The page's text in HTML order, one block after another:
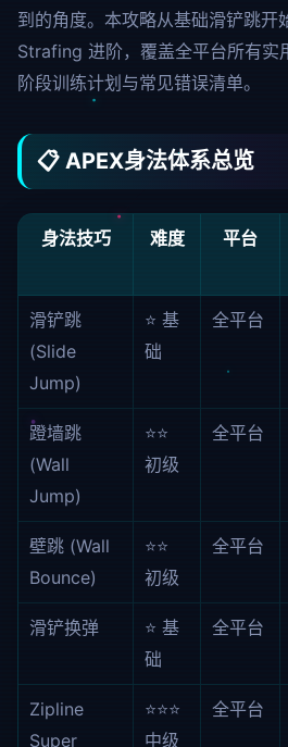
到的角度。本攻略从基础滑铲跳开
Strafing 进阶，覆盖全平台所有实
阶段训练计划与常见错误清单。
📋 APEX身法体系总览
身法技巧 难度 平台
滑铲跳
(Slide
Jump)
⭐ 基
础
全平台
蹬墙跳
(Wall
Jump)
⭐⭐
初级
全平台
壁跳 (Wall
Bounce)
⭐⭐
初级
全平台
滑铲换弹
⭐ 基
础
全平台
Zipline
Super
⭐⭐⭐
中级
全平台